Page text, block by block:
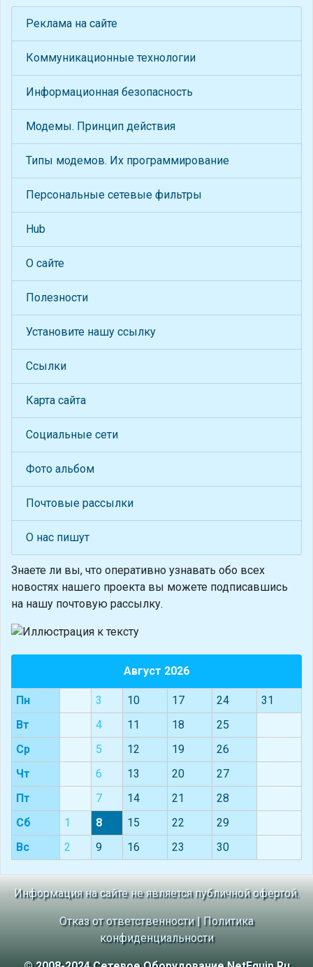
Реклама на сайте
Коммуникационные технологии
Информационная безопасность
Модемы. Принцип действия
Типы модемов. Их программирование
Персональные сетевые фильтры
Hub
О сайте
Полезности
Установите нашу ссылку
Ссылки
Карта сайта
Социальные сети
Фото альбом
Почтовые рассылки
О нас пишут
Знаете ли вы, что оперативно узнавать обо всех
новостях нашего проекта вы можете подписавшись
на нашу почтовую рассылку.
Август 2026
Пн 3 10 17 24
31
Вт
4 11 18
25
Ср
5 12 19
26
Чт
6 13 20
27
Пт
7 14 21
28
Сб
1 8 15 22
29
Вс
2 9 16 23 30
Информация на сайте не является публичной офертой.
Отказ от ответственности| Политика
конфиденциальности